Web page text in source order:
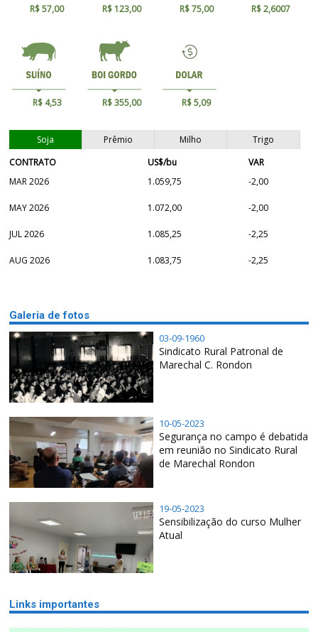
R$ 57,00 R$ 123,00 R$ 75,00 R$ 2,6007
R$ 4,53 R$ 355,00 R$ 5,09
Soja Prêmio Milho
Trigo
CONTRATO
US$/bu
VAR
MAR 2026
1.059,75 -2,00
MAY 2026 1.072,00 -2,00
JUL 2026 1.085,25 -2,25
AUG 2026 1.083,75 -2,25
Galeria de fotos
03-09-1960
Sindicato Rural Patronal de
Marechal C. Rondon
10-05-2023
Segurança no campo é debatida
em reunião no Sindicato Rural
de Marechal Rondon
19-05-2023
Sensibilização do curso Mulher
Atual
Links importantes